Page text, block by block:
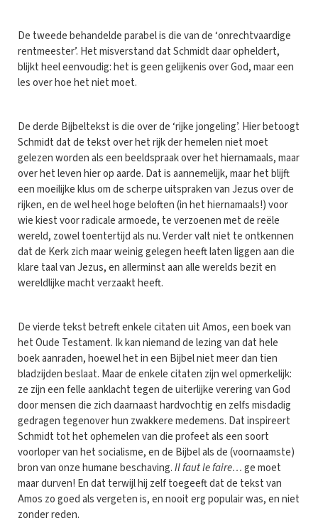
De tweede behandelde parabel is die van de ‘onrechtvaardige
rentmeester’. Het misverstand dat Schmidt daar opheldert,
blijkt heel eenvoudig: het is geen gelijkenis over God, maar een
les over hoe het niet moet.
De derde Bijbeltekst is die over de ‘rijke jongeling’. Hier betoogt
Schmidt dat de tekst over het rijk der hemelen niet moet
gelezen worden als een beeldspraak over het hiernamaals, maar
over het leven hier op aarde. Dat is aannemelijk, maar het blijft
een moeilijke klus om de scherpe uitspraken van Jezus over de
rijken, en de wel heel hoge beloften (in het hiernamaals!) voor
wie kiest voor radicale armoede, te verzoenen met de reële
wereld, zowel toentertijd als nu. Verder valt niet te ontkennen
dat de Kerk zich maar weinig gelegen heeft laten liggen aan die
klare taal van Jezus, en allerminst aan alle werelds bezit en
wereldlijke macht verzaakt heeft.
De vierde tekst betreft enkele citaten uit Amos, een boek van
het Oude Testament. Ik kan niemand de lezing van dat hele
boek aanraden, hoewel het in een Bijbel niet meer dan tien
bladzijden beslaat. Maar de enkele citaten zijn wel opmerkelijk:
ze zijn een felle aanklacht tegen de uiterlijke verering van God
door mensen die zich daarnaast hardvochtig en zelfs misdadig
gedragen tegenover hun zwakkere medemens. Dat inspireert
Schmidt tot het ophemelen van die profeet als een soort
voorloper van het socialisme, en de Bijbel als de (voornaamste)
bron van onze humane beschaving.Il faut le faire…ge moet
maar durven! En dat terwijl hij zelf toegeeft dat de tekst van
Amos zo goed als vergeten is, en nooit erg populair was, en niet
zonder reden.